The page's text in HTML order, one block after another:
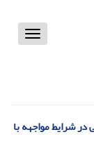
Toggle
شرایط مواجهه با